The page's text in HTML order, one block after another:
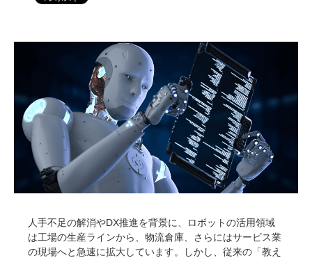
人手不足の解消やDX推進を背景に、ロボットの活用領域
は工場の生産ラインから、物流倉庫、さらにはサービス業
の現場へと急速に拡大しています。しかし、従来の「教え